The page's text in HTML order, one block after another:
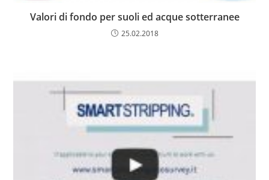
Valori di fondo per suoli ed acque sotterranee
25.02.2018